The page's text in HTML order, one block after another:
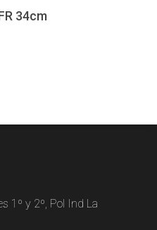
budget
34cm
1º y 2º, Pol Ind La